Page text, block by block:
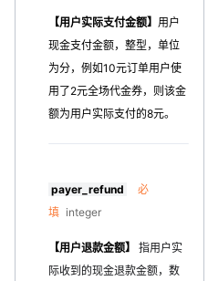
【用户实际支付金额】 用户
现金支付金额，整型，单位
为分，例如10元订单用户使
用了2元全场代金券，则该金
额为用户实际支付的8元。
payer_refund
必
填 integer
【用户退款金额】
指用户实
际收到的现金退款金额，数